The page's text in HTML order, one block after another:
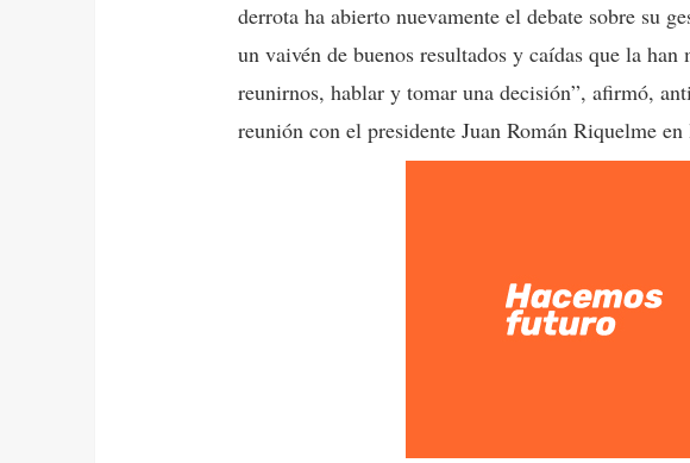
derrota ha abierto nuevamente el debate sobre su
un vaivén de buenos resultados y caídas que la han
reunirnos, hablar y tomar una decisión”, afirmó,
reunión con el presidente Juan Román Riquelme